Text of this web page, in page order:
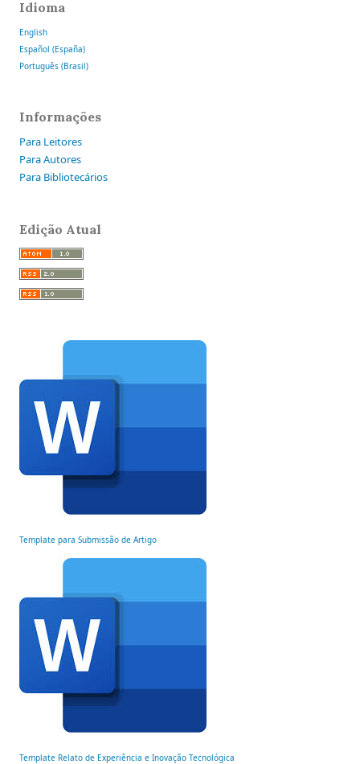
Idioma
English
Español (España)
Português (Brasil)
Informações
Para Leitores
Para Autores
Para Bibliotecários
Edição Atual
Template para Submissão de Artigo
Template Relato de Experiência e Inovação Tecnológica